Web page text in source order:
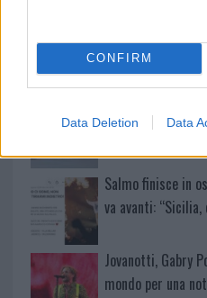
CONFIRM
Data Deletion Data
Delta Center
Salmo finisce in
va avanti: “Sicilia,
Jovanotti, Gabry
mondo per una